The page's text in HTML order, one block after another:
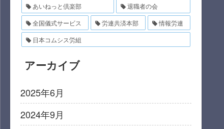
あいねっと倶楽部
退職者の会
全国儀式サービス
労連共済本部
情報労連
日本コムシス労組
アーカイブ
2025年6月
2024年9月